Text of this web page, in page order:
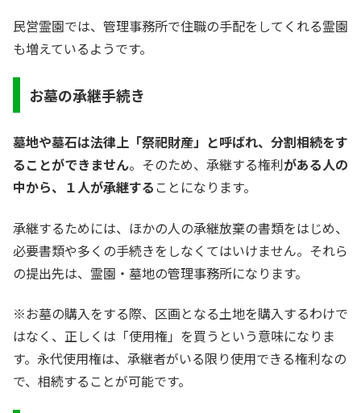
民営霊園では、管理事務所で住職の手配をしてくれる霊園
も増えているようです。
お墓の承継手続き
墓地や墓石は法律上「祭祀財産」と呼ばれ、分割相続をす
ることができません。そのため、承継する権利がある人の
中から、１人が承継する ことになります。
承継するためには、ほかの人の承継放棄の書類をはじめ、
必要書類や多くの手続きをしなくてはいけません。それら
の提出先は、霊園・墓地の管理事務所になります。
※お墓の購入をする際、区画となる土地を購入するわけで
はなく、正しくは「使用権」を買うという意味になりま
す。永代使用権は、承継者がいる限り使用できる権利なの
で、相続することが可能です。